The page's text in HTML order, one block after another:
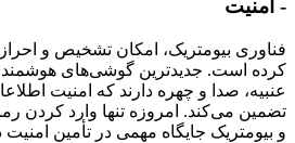
- امنیت
فناوری بیومتریک، امکان تشخیص و
کرده است. جدیدترین گوشی‌های هوشمند
عنبیه، صدا و چهره دارند که امنیت
تضمین می‌کند. امروزه تنها وارد کردن
و بیومتریک جایگاه مهمی در تأمین امنیت